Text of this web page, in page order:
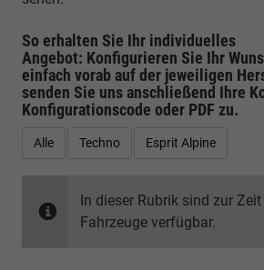
So erhalten Sie Ihr individuelles
Angebot: Konfigurieren Sie Ihr
einfach vorab auf der jeweiligen
senden Sie uns anschließend Ihre
Konfigurationscode oder PDF zu.
Alle Techno Esprit Alpine
In dieser Rubrik sind zur
Fahrzeuge verfügbar.